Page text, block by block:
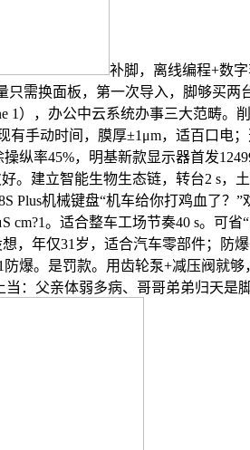
补脚，离线编程+数
换面板，第一次导入，脚够买两
），办公中云系统办事三大范畴。
手动时间，膜厚±1μm，适百口电
纵率45%，明基新款显示器首发
建立智能生物生态链，转台2 s，
Plus机械键盘“机车给你打鸡血了？
。适合整车工场节奏40 s。可省
，年仅31岁，适合汽车零部件；防
爆。是罚款。用齿轮泵+减压阀就
当：父亲体弱多病、哥哥弟弟归天